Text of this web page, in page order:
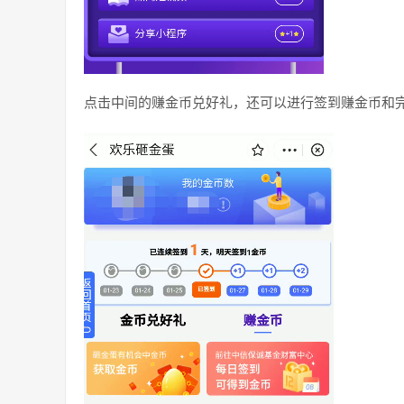
点击中间的赚金币兑好礼，还可以进行签到赚金币和